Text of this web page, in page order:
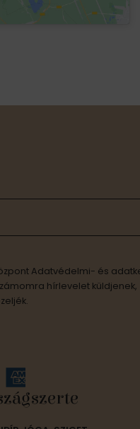
Adatvédelmi- és
hírlevelet küldjenek,